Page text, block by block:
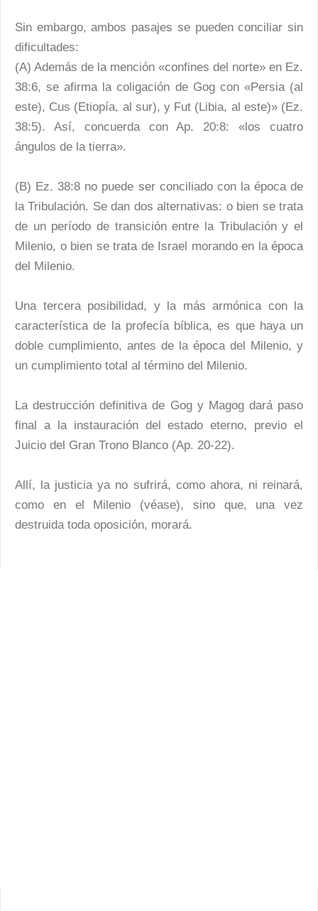
Sin embargo, ambos pasajes se pueden conciliar sin
dificultades:
(A) Además de la mención «confines del norte» en Ez.
38:6, se afirma la coligación de Gog con «Persia (al
este), Cus (Etiopía, al sur), y Fut (Libia, al este)» (Ez.
38:5). Así, concuerda con Ap. 20:8: «los cuatro
ángulos de la tierra».
(B) Ez. 38:8 no puede ser conciliado con la época de
la Tribulación. Se dan dos alternativas: o bien se trata
de un período de transición entre la Tribulación y el
Milenio, o bien se trata de Israel morando en la época
del Milenio.
Una tercera posibilidad, y la más armónica con la
característica de la profecía bíblica, es que haya un
doble cumplimiento, antes de la época del Milenio, y
un cumplimiento total al término del Milenio.
La destrucción definitiva de Gog y Magog dará paso
final a la instauración del estado eterno, previo el
Juicio del Gran Trono Blanco (Ap. 20-22).
Allí, la justicia ya no sufrirá, como ahora, ni reinará,
como en el Milenio (véase), sino que, una vez
destruida toda oposición, morará.